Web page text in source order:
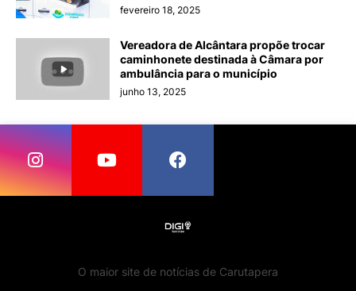
fevereiro 18, 2025
Vereadora de Alcântara propõe trocar
caminhonete destinada à Câmara por
ambulância para o município
junho 13, 2025
O maior site de notícias de Carutapera